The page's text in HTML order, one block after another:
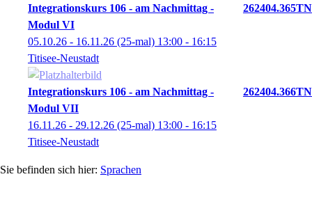
Integrationskurs 106 - am Nachmittag -
Modul VI
262404.365TN
05.10.26 - 16.11.26 (25-mal) 13:00 - 16:15
Titisee-Neustadt
Integrationskurs 106 - am Nachmittag -
Modul VII
262404.366TN
16.11.26 - 29.12.26 (25-mal) 13:00 - 16:15
Titisee-Neustadt
Sprachen